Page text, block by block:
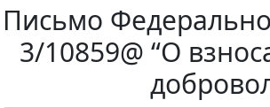
Письмо
3/10859@ “О